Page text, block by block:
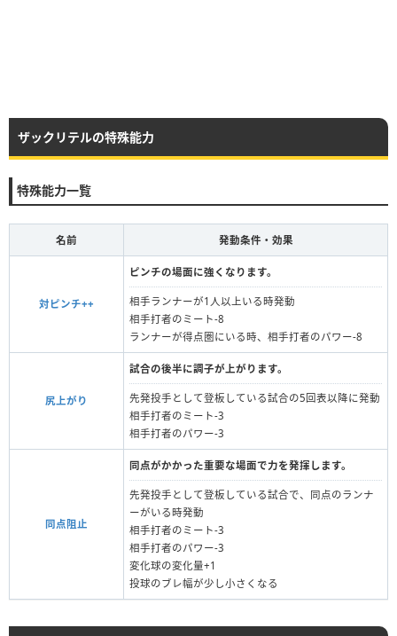
ザックリテルの特殊能力
特殊能力一覧
名前 発動条件・効果
対ピンチ++
ピンチの場面に強くなります。
相手ランナーが1人以上いる時発動
相手打者のミート-8
ランナーが得点圏にいる時、相手打者のパワー-8
尻上がり
試合の後半に調子が上がります。
先発投手として登板している試合の5回表以降に発動
相手打者のミート-3
相手打者のパワー-3
同点阻止
同点がかかった重要な場面で力を発揮します。
先発投手として登板している試合で、同点のランナ
ーがいる時発動
相手打者のミート‐3
相手打者のパワー-3
変化球の変化量+1
投球のブレ幅が少し小さくなる